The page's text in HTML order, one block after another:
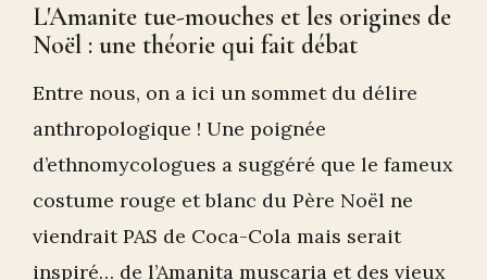
L'Amanite tue-mouches et les origines de
Noël : une théorie qui fait débat
Entre nous, on a ici un sommet du délire
anthropologique ! Une poignée
d’ethnomycologues a suggéré que le fameux
costume rouge et blanc du Père Noël ne
viendrait PAS de Coca-Cola mais serait
inspiré… de l’Amanita muscaria et des vieux